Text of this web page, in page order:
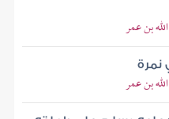
بن عمر
نمرة
بن عمر